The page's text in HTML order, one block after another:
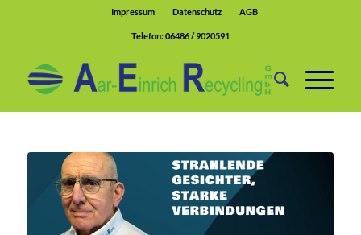
Impressum Datenschutz AGB
Telefon:06486 / 9020591